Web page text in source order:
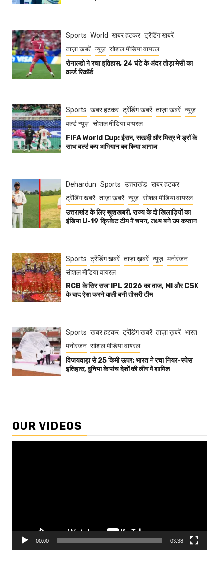
Sports World खबर हटकर ट्रेंडिंग खबरें
ताज़ा ख़बरें न्यूज़ सोशल मीडिया वायरल
रोनाल्डो ने रचा इतिहास, 24 घंटे के अंदर तोड़ा मेसी का
वर्ल्ड रिकॉर्ड
Sports खबर हटकर ट्रेंडिंग खबरें ताज़ा ख़बरें न्यूज़
वर्ल्ड न्यूज़ सोशल मीडिया वायरल
FIFA World Cup: ईरान, सऊदी और मिस्र ने ड्रॉ के
साथ वर्ल्ड कप अभियान का किया आगाज
Dehardun Sports उत्तराखंड खबर हटकर
ट्रेंडिंग खबरें ताज़ा ख़बरें न्यूज़ सोशल मीडिया वायरल
उत्तराखंड के लिए खुशखबरी, राज्य के दो खिलाड़ियों का
इंडिया U-19 क्रिकेट टीम में चयन, लक्ष्य बने उप कप्तान
Sports ट्रेंडिंग खबरें ताज़ा ख़बरें न्यूज़ मनोरंजन
सोशल मीडिया वायरल
RCB के सिर सजा IPL 2026 का ताज, MI और CSK
के बाद ऐसा करने वाली बनी तीसरी टीम
Sports खबर हटकर ट्रेंडिंग खबरें ताज़ा ख़बरें भारत
मनोरंजन सोशल मीडिया वायरल
विजयवाड़ा से 25 किमी ऊपर: भारत ने रचा नियर-स्पेस
इतिहास, दुनिया के पांच देशों की लीग में शामिल
OUR VIDEOS
00:00 03:38